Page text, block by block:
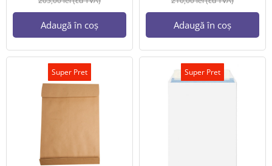
Adaugă în coș Adaugă în coș
Super Pret Super Pret